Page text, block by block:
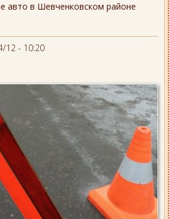
авто в Шевченковском районе
12 - 10:20